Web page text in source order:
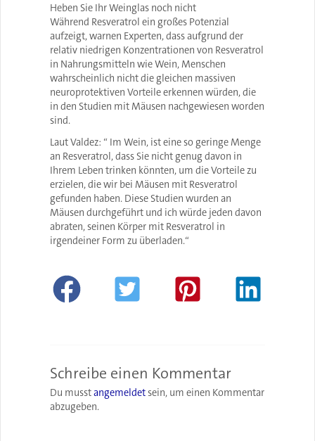
Heben Sie Ihr Weinglas noch nicht
Während Resveratrol ein großes Potenzial
aufzeigt, warnen Experten, dass aufgrund der
relativ niedrigen Konzentrationen von Resveratrol
in Nahrungsmitteln wie Wein, Menschen
wahrscheinlich nicht die gleichen massiven
neuroprotektiven Vorteile erkennen würden, die
in den Studien mit Mäusen nachgewiesen worden
sind.
Laut Valdez: “ Im Wein, ist eine so geringe Menge
an Resveratrol, dass Sie nicht genug davon in
Ihrem Leben trinken könnten, um die Vorteile zu
erzielen, die wir bei Mäusen mit Resveratrol
gefunden haben. Diese Studien wurden an
Mäusen durchgeführt und ich würde jeden davon
abraten, seinen Körper mit Resveratrol in
irgendeiner Form zu überladen.“
Schreibe einen Kommentar
Du musstangemeldetsein, um einen Kommentar
abzugeben.